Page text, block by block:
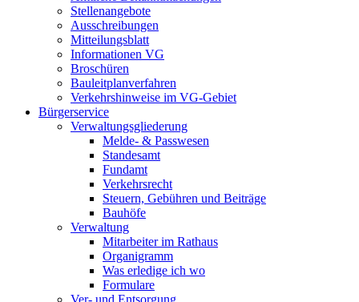
Stellenangebote
Ausschreibungen
Mitteilungsblatt
Informationen VG
Broschüren
Bauleitplanverfahren
Verkehrshinweise im VG-Gebiet
Bürgerservice
Verwaltungsgliederung
Melde- & Passwesen
Standesamt
Fundamt
Verkehrsrecht
Steuern, Gebühren und Beiträge
Bauhöfe
Verwaltung
Mitarbeiter im Rathaus
Organigramm
Was erledige ich wo
Formulare
Ver- und Entsorgung